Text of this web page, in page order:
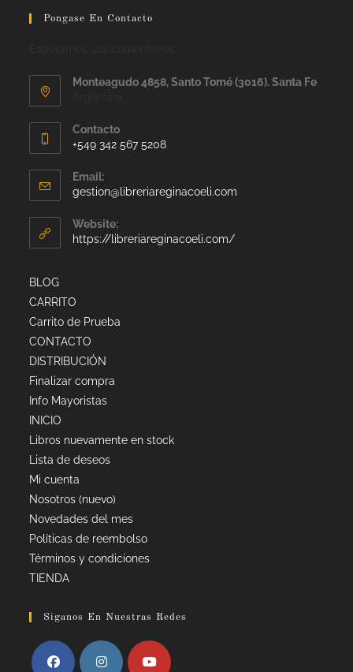
Pongase En Contacto
Monteagudo 4858, Santo Tomé (3016). Santa Fe
Contacto
+549 342 567 5208
Email:
gestion@libreriareginacoeli.com
Website:
https://libreriareginacoeli.com/
BLOG
CARRITO
Carrito de Prueba
CONTACTO
DISTRIBUCIÓN
Finalizar compra
Info Mayoristas
INICIO
Libros nuevamente en stock
Lista de deseos
Mi cuenta
Nosotros (nuevo)
Novedades del mes
Políticas de reembolso
Términos y condiciones
TIENDA
Siganos En Nuestras Redes